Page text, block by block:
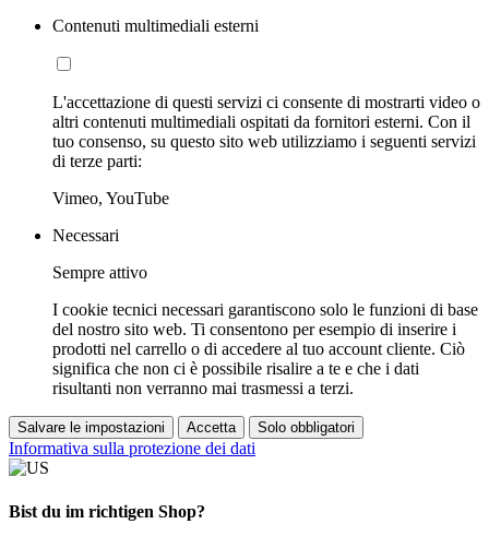
Contenuti multimediali esterni
L'accettazione di questi servizi ci consente di mostrarti video o
altri contenuti multimediali ospitati da fornitori esterni. Con il
tuo consenso, su questo sito web utilizziamo i seguenti servizi
di terze parti:
Vimeo, YouTube
Necessari
Sempre attivo
I cookie tecnici necessari garantiscono solo le funzioni di base
del nostro sito web. Ti consentono per esempio di inserire i
prodotti nel carrello o di accedere al tuo account cliente. Ciò
significa che non ci è possibile risalire a te e che i dati
risultanti non verranno mai trasmessi a terzi.
Salvare le impostazioni Accetta Solo obbligatori
Informativa sulla protezione dei dati
Bist du im richtigen Shop?